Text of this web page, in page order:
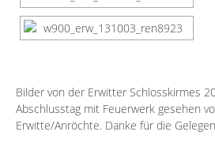
Bilder von der Erwitter Schlosskirmes
Abschlusstag mit Feuerwerk gesehen
Erwitte/Anröchte. Danke für die